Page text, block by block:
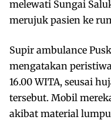
melewati Sungai
merujuk pasien ke
Supir ambulance
mengatakan
16.00 WITA, seusai
tersebut. Mobil
akibat material